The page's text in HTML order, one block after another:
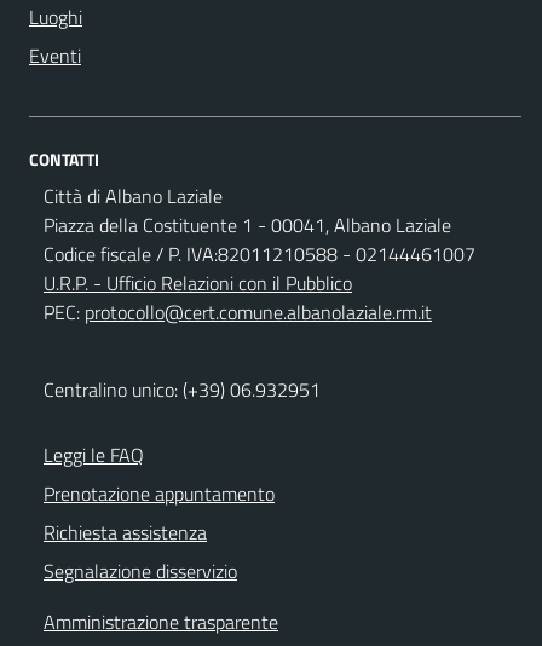
Luoghi
Eventi
CONTATTI
Città di Albano Laziale
Piazza della Costituente 1 - 00041, Albano Laziale
Codice fiscale / P. IVA:82011210588 - 02144461007
U.R.P. - Ufficio Relazioni con il Pubblico
PEC: protocollo@cert.comune.albanolaziale.rm.it
Centralino unico: (+39) 06.932951
Leggi le FAQ
Prenotazione appuntamento
Richiesta assistenza
Segnalazione disservizio
Amministrazione trasparente